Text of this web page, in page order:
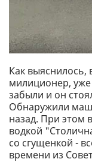
Как выяснилось,
милиционер,
забыли и он
Обнаружили
назад. При этом
водкой
со сгущенкой -
времени из